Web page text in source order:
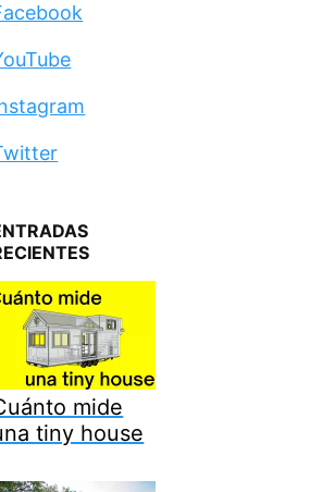
mide
tiny house